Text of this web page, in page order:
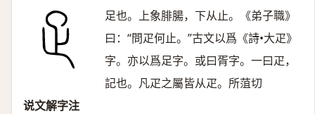
足也。上象腓腸，下从止。《弟子職》
曰：“問疋何止。”古文以爲《詩•大疋》
字。亦以爲足字。或曰胥字。一曰疋，
記也。凡疋之屬皆从疋。所菹切
说文解字注